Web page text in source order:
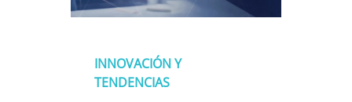
INNOVACIÓN Y
TENDENCIAS